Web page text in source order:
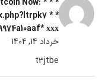
* *
ххх*
خرداد 14, 1404
t3jtbe